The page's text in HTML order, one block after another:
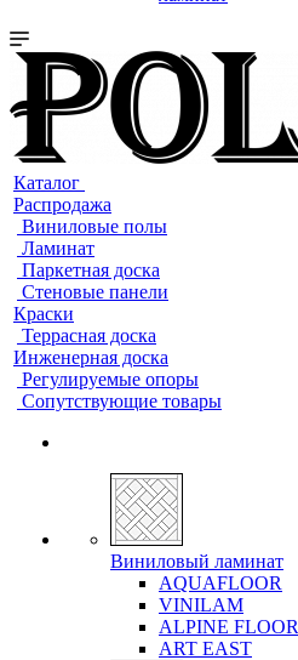
Каталог
Распродажа
Виниловые полы
Ламинат
Паркетная доска
Стеновые панели
Краски
Террасная доска
Инженерная доска
Регулируемые опоры
Сопутствующие товары
Виниловый ламинат
AQUAFLOOR
VINILAM
ALPINE FLOOR
ART EAST